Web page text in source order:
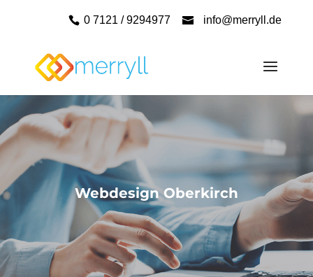
0 7121 / 9294977 info@merryll.de
Webdesign Oberkirch